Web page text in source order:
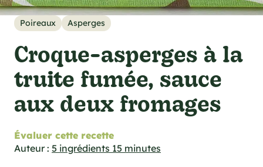
techniques
foodiePoireaux Asperges
Croque-asperges à la
truite fumée, sauce
aux deux fromages
Évaluer cette recette
Auteur : 5 ingrédients 15 minutes